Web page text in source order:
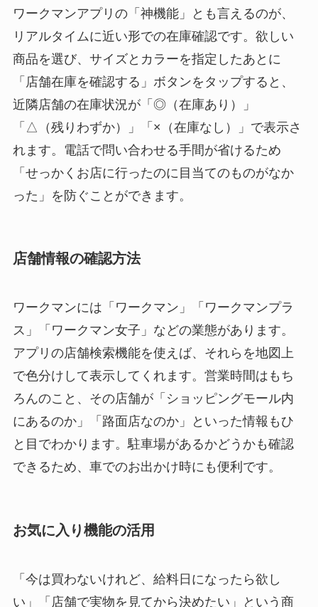
ワークマンアプリの「神機能」とも言えるのが、
リアルタイムに近い形での在庫確認です。欲しい
商品を選び、サイズとカラーを指定したあとに
「店舗在庫を確認する」ボタンをタップすると、
近隣店舗の在庫状況が「◎（在庫あり）」
「△（残りわずか）」「×（在庫なし）」で表示さ
れます。電話で問い合わせる手間が省けるため
「せっかくお店に行ったのに目当てのものがなか
った」を防ぐことができます。
店舗情報の確認方法
ワークマンには「ワークマン」「ワークマンプラ
ス」「ワークマン女子」などの業態があります。
アプリの店舗検索機能を使えば、それらを地図上
で色分けして表示してくれます。営業時間はもち
ろんのこと、その店舗が「ショッピングモール内
にあるのか」「路面店なのか」といった情報もひ
と目でわかります。駐車場があるかどうかも確認
できるため、車でのお出かけ時にも便利です。
お気に入り機能の活用
「今は買わないけれど、給料日になったら欲し
い」「店舗で実物を見てから決めたい」という商